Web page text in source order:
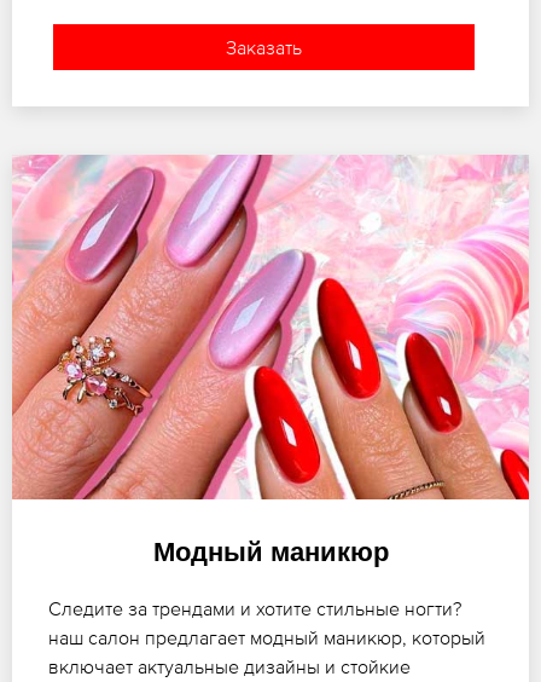
Заказать
Модный маникюр
Следите за трендами и хотите стильные ногти?
наш салон предлагает модный маникюр, который
включает актуальные дизайны и стойкие